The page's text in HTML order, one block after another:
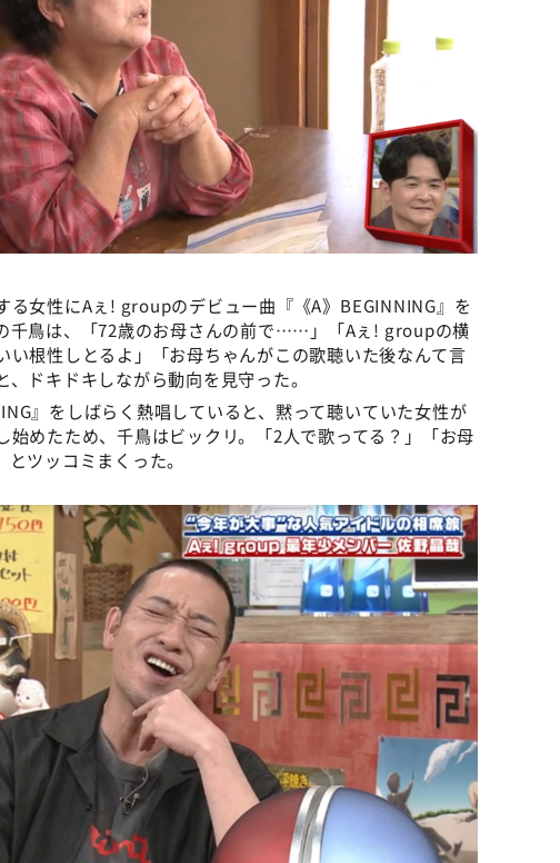
る女性にAぇ! groupのデビュー曲『《A》BEGINNING』を
千鳥は、「72歳のお母さんの前で……」「Aぇ! groupの横
根性しとるよ」「お母ちゃんがこの歌聴いた後なんて言
ドキドキしながら動向を見守った。
』をしばらく熱唱していると、黙って聴いていた女性が
始めたため、千鳥はビックリ。「2人で歌ってる？」「お母
ツッコミまくった。